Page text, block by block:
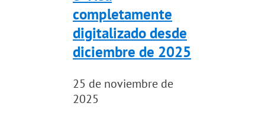
completamente
digitalizado desde
diciembre de 2025
25 de noviembre de
2025